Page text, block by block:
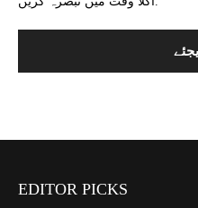
EDITOR PICKS